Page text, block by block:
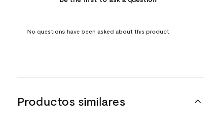
No questions have been asked about this product.
Productos similares